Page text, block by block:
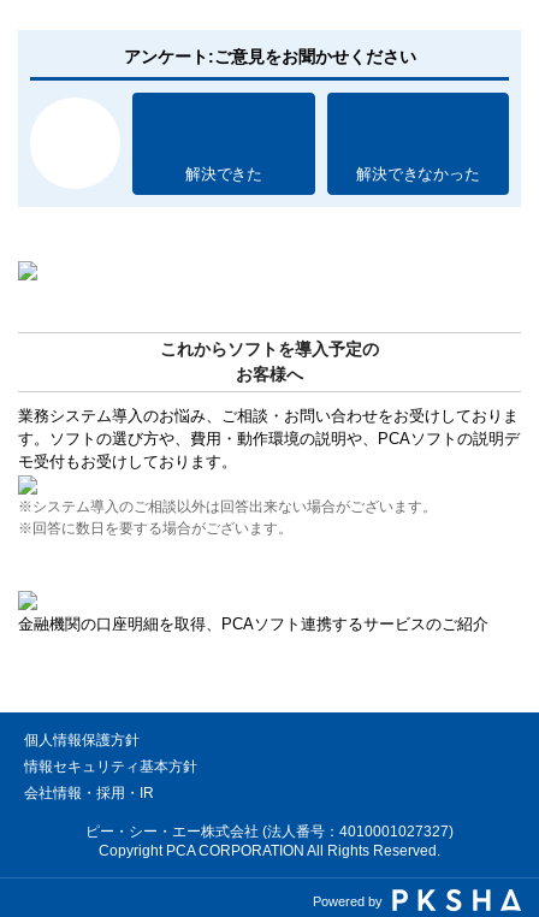
アンケート:ご意見をお聞かせください
解決できた 解決できなかった
これからソフトを導入予定の
お客様へ
業務システム導入のお悩み、ご相談・お問い合わせをお受けしておりま
す。ソフトの選び方や、費用・動作環境の説明や、PCAソフトの説明デ
モ受付もお受けしております。
※システム導入のご相談以外は回答出来ない場合がございます。
※回答に数日を要する場合がございます。
金融機関の口座明細を取得、PCAソフト連携するサービスのご紹介
個人情報保護方針
情報セキュリティ基本方針
会社情報・採用・IR
ピー・シー・エー株式会社 (法人番号：4010001027327)
Copyright PCA CORPORATION All Rights Reserved.
Powered by